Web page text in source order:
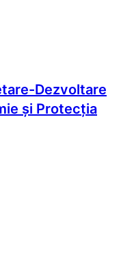
Dezvoltare
și Protecția